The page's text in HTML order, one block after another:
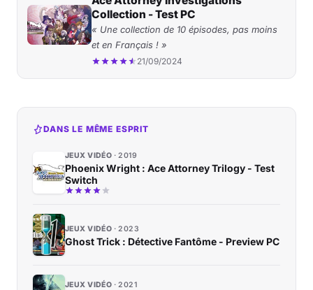
Collection - Test PC
« Une collection de 10 épisodes, pas moins
et en Français ! »
21/09/2024
DANS LE MÊME ESPRIT
JEUX VIDÉO 2019
Phoenix Wright : Ace Attorney Trilogy - Test
Switch
JEUX VIDÉO 2023
Ghost Trick : Détective Fantôme - Preview PC
JEUX VIDÉO 2021